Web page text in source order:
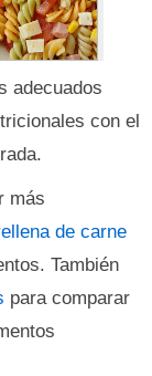
adecuados
con el
más
de carne
También
para comparar